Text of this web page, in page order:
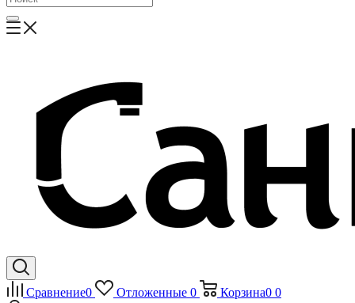
Сравнение0 Отложенные 0 Корзина0 0